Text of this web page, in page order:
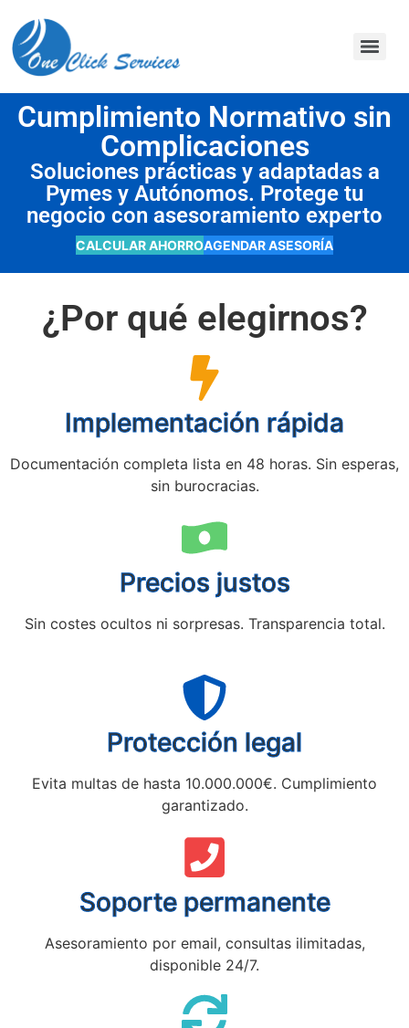
Cumplimiento Normativo sin
Complicaciones
Soluciones prácticas y adaptadas a
Pymes y Autónomos. Protege tu
negocio con asesoramiento experto
CALCULAR AHORROAGENDAR ASESORÍA
¿Por qué elegirnos?
Implementación rápida
Documentación completa lista en 48 horas. Sin esperas,
sin burocracias.
Precios justos
Sin costes ocultos ni sorpresas. Transparencia total.
Protección legal
Evita multas de hasta 10.000.000€. Cumplimiento
garantizado.
Soporte permanente
Asesoramiento por email, consultas ilimitadas,
disponible 24/7.